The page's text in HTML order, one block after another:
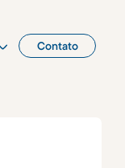
Contato